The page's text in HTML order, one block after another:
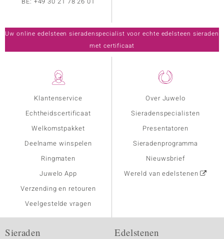
Klantenservice
Echtheidscertificaat
Welkomstpakket
Deelname winspelen
Ringmaten
Juwelo App
Verzending en retouren
Veelgestelde vragen
Over Juwelo
Sieradenspecialisten
Presentatoren
Sieradenprogramma
Nieuwsbrief
Wereld van edelstenen
Uw online edelsteen sieradenspecialist voor echte edelsteen sieraden
met certificaat
Sieraden Edelstenen